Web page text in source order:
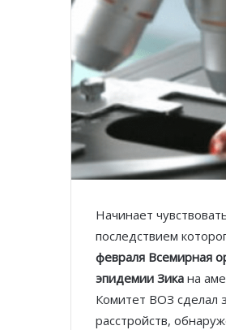
Начинает
последствием
февраля Всемирная
эпидемии Зика на
Комитет ВОЗ сделал
расстройств,